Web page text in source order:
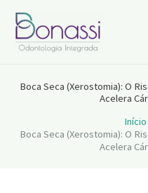
para
conteúdo
Boca Seca (Xerostomia): O
Acelera
Início
Boca Seca (Xerostomia): O
Acelera